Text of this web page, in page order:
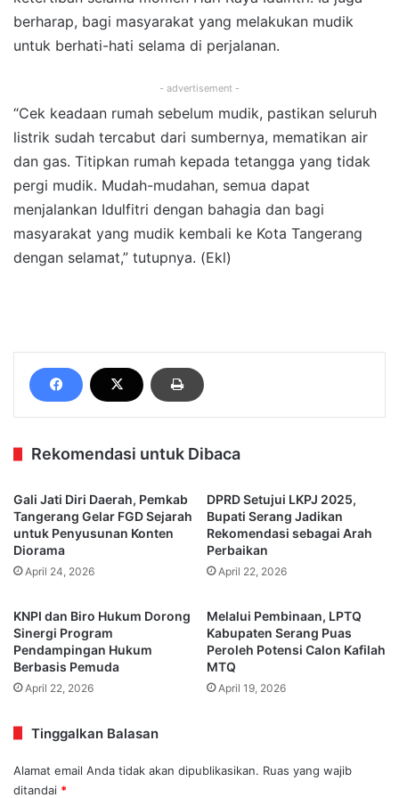
berharap, bagi masyarakat yang melakukan mudik
untuk berhati-hati selama di perjalanan.
- advertisement -
“Cek keadaan rumah sebelum mudik, pastikan seluruh
listrik sudah tercabut dari sumbernya, mematikan air
dan gas. Titipkan rumah kepada tetangga yang tidak
pergi mudik. Mudah-mudahan, semua dapat
menjalankan Idulfitri dengan bahagia dan bagi
masyarakat yang mudik kembali ke Kota Tangerang
dengan selamat,” tutupnya. (Ekl)
Rekomendasi untuk Dibaca
Gali Jati Diri Daerah, Pemkab
Tangerang Gelar FGD Sejarah
untuk Penyusunan Konten
Diorama
April 24, 2026
DPRD Setujui LKPJ 2025,
Bupati Serang Jadikan
Rekomendasi sebagai Arah
Perbaikan
April 22, 2026
KNPI dan Biro Hukum Dorong
Sinergi Program
Pendampingan Hukum
Berbasis Pemuda
April 22, 2026
Melalui Pembinaan, LPTQ
Kabupaten Serang Puas
Peroleh Potensi Calon Kafilah
MTQ
April 19, 2026
Tinggalkan Balasan
Alamat email Anda tidak akan dipublikasikan. Ruas yang wajib
ditandai *